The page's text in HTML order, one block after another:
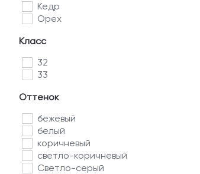
Кедр
Орех
Класс
32
33
Оттенок
бежевый
белый
коричневый
светло-коричневый
Светло-серый